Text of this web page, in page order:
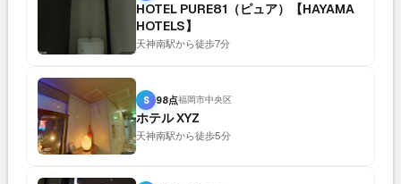
HOTEL PURE81（ピュア）【HAYAMA
HOTELS】
天神南駅から徒歩7分
S 98点福岡市中央区
ホテル XYZ
天神南駅から徒歩5分